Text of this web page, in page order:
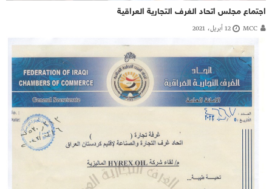
اجتماع مجلس اتحاد الغرف التجارية العراقية
MCC 12 أبريل، 2021